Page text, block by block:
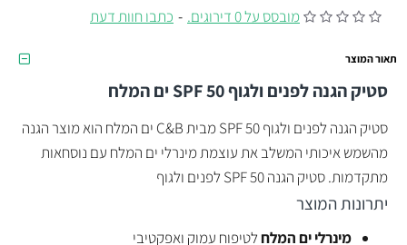
מובסס על 0 דירוגים. - כתבו חוות דעת
תאור המוצר
סטיק הגנה לפנים ולגוף SPF 50 ים המלח
סטיק הגנה לפנים ולגוף SPF 50 מבית C&B ים המלח הוא מוצר הגנה
מהשמש איכותי המשלב את עוצמת מינרלי ים המלח עם נוסחאות
מתקדמות. סטיק הגנה SPF 50 לפנים ולגוף
יתרונות המוצר
מינרלי ים המלחלטיפוח עמוק ואפקטיבי